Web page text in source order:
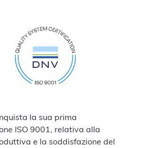
la sua prima
ISO 9001, relativa alla
e la soddisfazione del